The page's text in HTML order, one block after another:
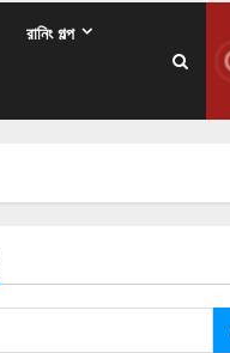
রানিং গল্প